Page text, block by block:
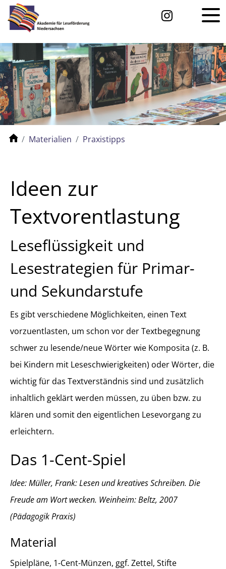
Materialien Praxistipps
Ideen zur
Textvorentlastung
Leseflüssigkeit und
Lesestrategien für Primar-
und Sekundarstufe
Es gibt verschiedene Möglichkeiten, einen Text
vorzuentlasten, um schon vor der Textbegegnung
schwer zu lesende/neue Wörter wie Komposita (z. B.
bei Kindern mit Leseschwierigkeiten) oder Wörter, die
wichtig für das Textverständnis sind und zusätzlich
inhaltlich geklärt werden müssen, zu üben bzw. zu
klären und somit den eigentlichen Lesevorgang zu
erleichtern.
Das 1-Cent-Spiel
Idee: Müller, Frank: Lesen und kreatives Schreiben. Die
Freude am Wort wecken. Weinheim: Beltz, 2007
(Pädagogik Praxis)
Material
Spielpläne, 1-Cent-Münzen, ggf. Zettel, Stifte